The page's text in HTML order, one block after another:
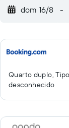
dom 16/8 -
Quarto duplo,
desconhecido